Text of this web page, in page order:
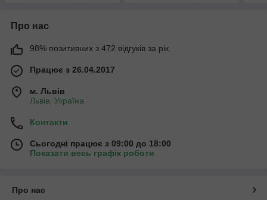
Про нас
98% позитивних з 472 відгуків за рік
Працює з 26.04.2017
м. Львів
Львів, Україна
Контакти
Сьогодні працює з 09:00 до 18:00
Показати весь графік роботи
Про нас